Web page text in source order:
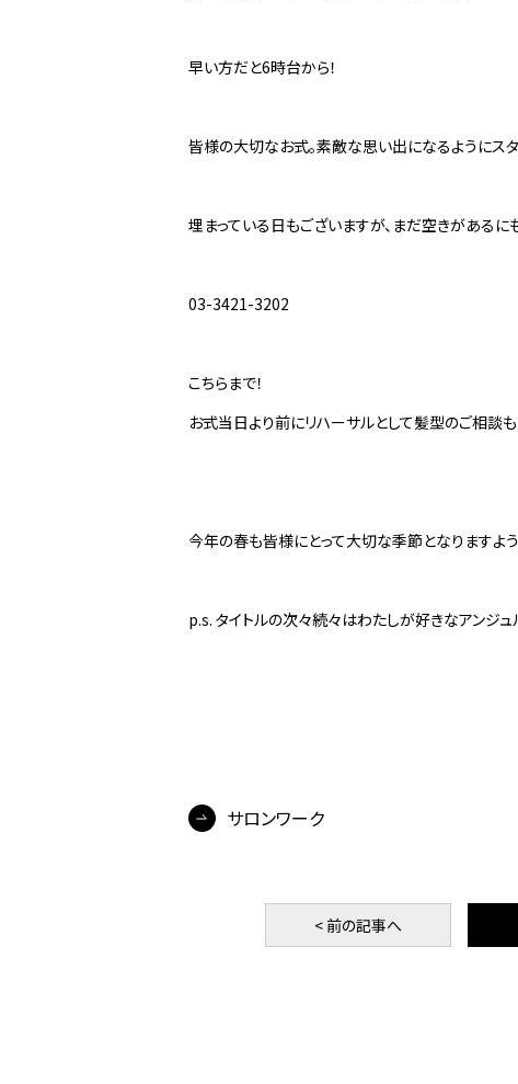
早い方だと6時台から！
皆様の大切なお式。素敵な思い出になるようにス
埋まっている日もございますが、まだ空きがあるに
03-3421-3202
こちらまで！
お式当日より前にリハーサルとして髪型のご相談
今年の春も皆様にとって大切な季節となりますよう
p.s. タイトルの次々続々はわたしが好きなアンジュ
サロンワーク
< 前の記事へ